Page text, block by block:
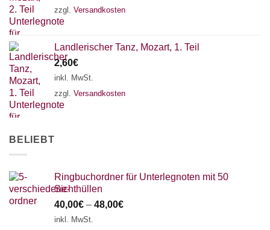
zzgl. Versandkosten
Landlerischer Tanz, Mozart, 1. Teil
2,60€
inkl. MwSt.
zzgl. Versandkosten
BELIEBT
Ringbuchordner für Unterlegnoten mit 50
Sichthüllen
40,00€ – 48,00€
inkl. MwSt.